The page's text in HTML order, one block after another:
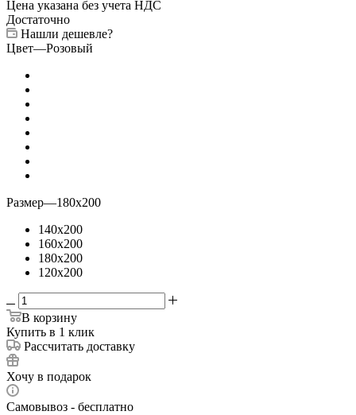
Цена указана без учета НДС
Достаточно
Нашли дешевле?
Цвет—Розовый
Размер—180x200
140x200
160x200
180x200
120x200
В корзину
Купить в 1 клик
Рассчитать доставку
Хочу в подарок
Самовывоз - бесплатно